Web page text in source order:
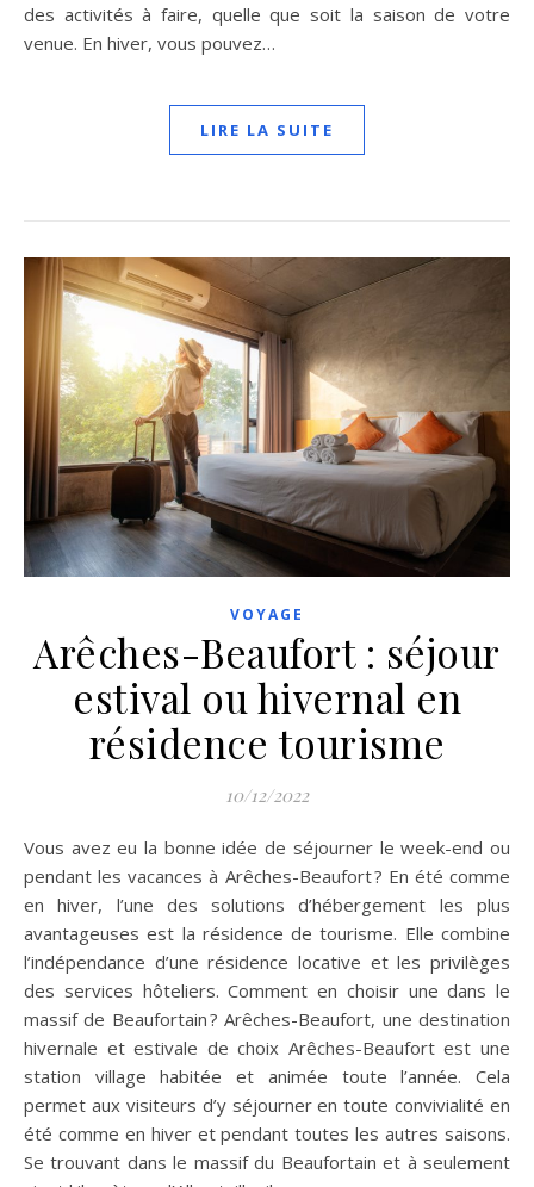
des activités à faire, quelle que soit la saison de votre
venue. En hiver, vous pouvez…
LIRE LA SUITE
VOYAGE
Arêches-Beaufort : séjour
estival ou hivernal en
résidence tourisme
10/12/2022
Vous avez eu la bonne idée de séjourner le week-end ou
pendant les vacances à Arêches-Beaufort ? En été comme
en hiver, l’une des solutions d’hébergement les plus
avantageuses est la résidence de tourisme. Elle combine
l’indépendance d’une résidence locative et les privilèges
des services hôteliers. Comment en choisir une dans le
massif de Beaufortain ? Arêches-Beaufort, une destination
hivernale et estivale de choix Arêches-Beaufort est une
station village habitée et animée toute l’année. Cela
permet aux visiteurs d’y séjourner en toute convivialité en
été comme en hiver et pendant toutes les autres saisons.
Se trouvant dans le massif du Beaufortain et à seulement